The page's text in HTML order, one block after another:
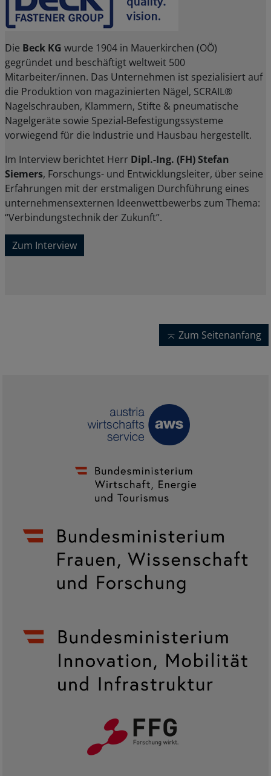
Die Beck KG wurde 1904 in Mauerkirchen (OÖ)
gegründet und beschäftigt weltweit 500
Mitarbeiter/innen. Das Unternehmen ist spezialisiert auf
die Produktion von magazinierten Nägel, SCRAIL®
Nagelschrauben, Klammern, Stifte & pneumatische
Nagelgeräte sowie Spezial-Befestigungssysteme
vorwiegend für die Industrie und Hausbau hergestellt.
Im Interview berichtet Herr Dipl.-Ing. (FH) Stefan
Siemers, Forschungs- und Entwicklungsleiter, über seine
Erfahrungen mit der erstmaligen Durchführung eines
unternehmensexternen Ideenwettbewerbs zum Thema:
“Verbindungstechnik der Zukunft”.
Zum Interview
Zum Seitenanfang